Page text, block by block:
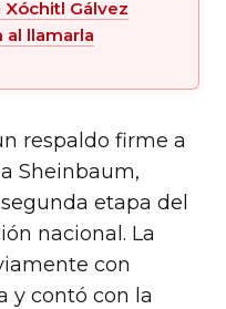
Gálvez
al llamarla
respaldo firme a
Sheinbaum,
etapa del
nacional. La
con
y contó con la